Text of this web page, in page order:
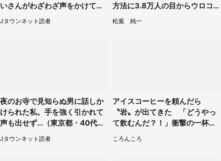
いさんがわざわざ声をかけてき
て（兵庫県・30代女性）
Jタウンネット読者
方法に3.8万人の目からウロコ
「全国民が知りたかった！」
松葉 純一
夜のお寺で見知らぬ男に話しか
けられた私。手を強く引かれて
声も出せず...（東京都・40代女
Jタウンネット読者
アイスコーヒーを頼んだら
〝岩〟が出てきた 「どうやっ
て飲むんだ？！」衝撃の一杯が
ころんころ